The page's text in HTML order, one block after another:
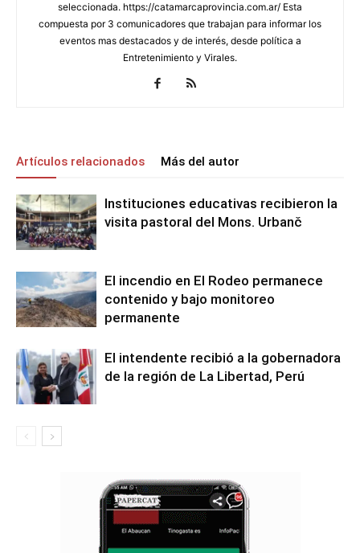
seleccionada. https://catamarcaprovincia.com.ar/ Esta
compuesta por 3 comunicadores que trabajan para informar los
eventos mas destacados y de interés, desde política a
Entretenimiento y Virales.
Artículos relacionados Más del autor
Instituciones educativas recibieron la
visita pastoral del Mons. Urbanč
El incendio en El Rodeo permanece
contenido y bajo monitoreo
permanente
El intendente recibió a la gobernadora
de la región de La Libertad, Perú